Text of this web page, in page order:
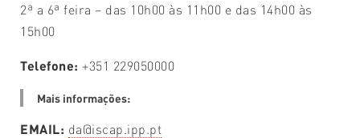
2ª a 6ª feira – das 10h00 às 11h00 e das 14h00 às
15h00
Telefone: +351 229050000
Mais informações:
EMAIL: da@iscap.ipp.pt